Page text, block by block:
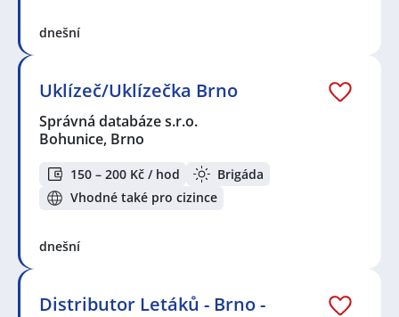
dnešní
Uklízeč/Uklízečka Brno
Správná databáze s.r.o.
Bohunice, Brno
150 – 200 Kč / hod
Brigáda
Vhodné také pro cizince
dnešní
Distributor Letáků - Brno -